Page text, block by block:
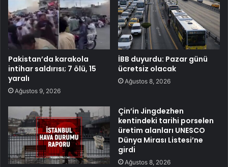
Pakistan’da karakola
intihar saldırısı; 7 ölü, 15
yaralı
Ağustos 9, 2026
İBB duyurdu: Pazar günü
ücretsiz olacak
Ağustos 8, 2026
Çin’in Jingdezhen
kentindeki tarihi porselen
üretim alanları UNESCO
Dünya Mirası Listesi’ne
girdi
Ağustos 8, 2026